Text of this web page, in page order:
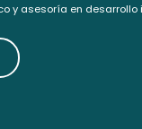
y asesoría en desarrollo